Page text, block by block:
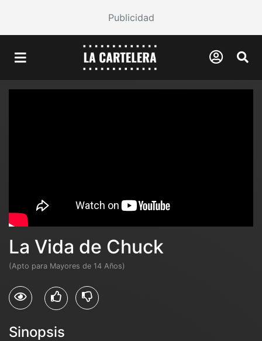
Publicidad
La Vida de Chuck
(Apto para Mayores de 14 Años)
Sinopsis